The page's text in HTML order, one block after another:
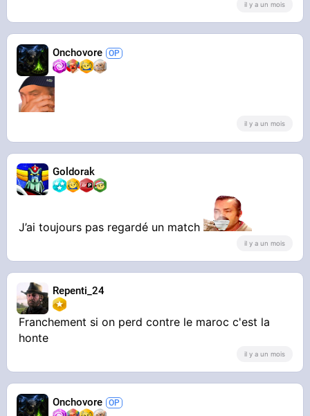
il y a un mois
Onchovore
il y a un mois
Goldorak
J’ai toujours pas regardé un match
il y a un mois
Repenti_24
Franchement si on perd contre le maroc c'est la
honte
il y a un mois
Onchovore